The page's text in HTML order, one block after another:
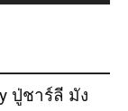
ปู่ชาร์ลี มัง